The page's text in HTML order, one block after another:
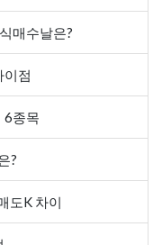
매수날은?
이점
6종목
?
도K 차이